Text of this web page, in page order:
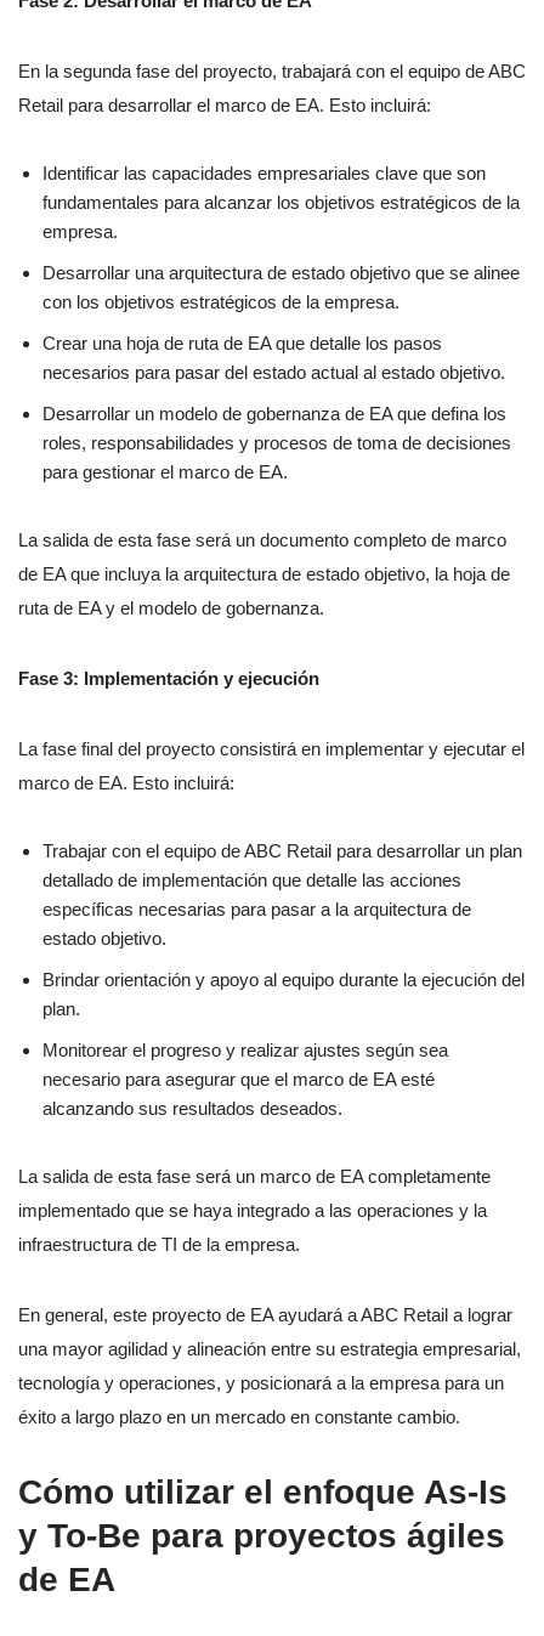
En la segunda fase del proyecto, trabajará con el equipo de ABC
Retail para desarrollar el marco de EA. Esto incluirá:
Identificar las capacidades empresariales clave que son
fundamentales para alcanzar los objetivos estratégicos de la
empresa.
Desarrollar una arquitectura de estado objetivo que se alinee
con los objetivos estratégicos de la empresa.
Crear una hoja de ruta de EA que detalle los pasos
necesarios para pasar del estado actual al estado objetivo.
Desarrollar un modelo de gobernanza de EA que defina los
roles, responsabilidades y procesos de toma de decisiones
para gestionar el marco de EA.
La salida de esta fase será un documento completo de marco
de EA que incluya la arquitectura de estado objetivo, la hoja de
ruta de EA y el modelo de gobernanza.
Fase 3: Implementación y ejecución
La fase final del proyecto consistirá en implementar y ejecutar el
marco de EA. Esto incluirá:
Trabajar con el equipo de ABC Retail para desarrollar un plan
detallado de implementación que detalle las acciones
específicas necesarias para pasar a la arquitectura de
estado objetivo.
Brindar orientación y apoyo al equipo durante la ejecución del
plan.
Monitorear el progreso y realizar ajustes según sea
necesario para asegurar que el marco de EA esté
alcanzando sus resultados deseados.
La salida de esta fase será un marco de EA completamente
implementado que se haya integrado a las operaciones y la
infraestructura de TI de la empresa.
En general, este proyecto de EA ayudará a ABC Retail a lograr
una mayor agilidad y alineación entre su estrategia empresarial,
tecnología y operaciones, y posicionará a la empresa para un
éxito a largo plazo en un mercado en constante cambio.
Cómo utilizar el enfoque As-Is
y To-Be para proyectos ágiles
de EA